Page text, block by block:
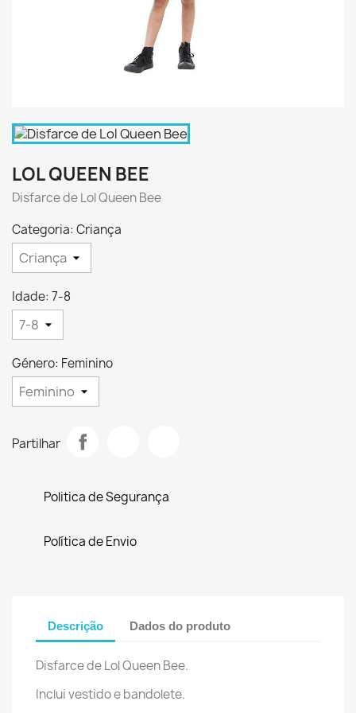
LOL QUEEN BEE
Disfarce de Lol Queen Bee
Categoria: Criança
Idade: 7-8
Género: Feminino
Partilhar
Politica de Segurança
Política de Envio
Descrição Dados do produto
Disfarce de Lol Queen Bee.
Inclui vestido e bandolete.